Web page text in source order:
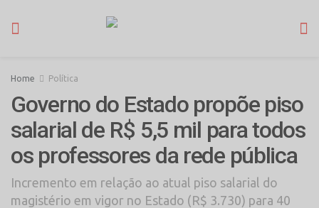
Home Política
Governo do Estado propõe piso
salarial de R$ 5,5 mil para todos
os professores da rede pública
Incremento em relação ao atual piso salarial do
magistério em vigor no Estado (R$ 3.730) para 40